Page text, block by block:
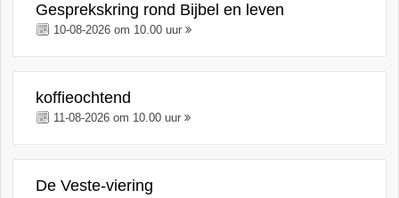
Gesprekskring rond Bijbel en leven
10-08-2026 om 10.00 uur
koffieochtend
11-08-2026 om 10.00 uur
De Veste-viering